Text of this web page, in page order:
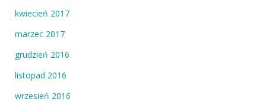
kwiecień 2017
marzec 2017
grudzień 2016
listopad 2016
wrzesień 2016